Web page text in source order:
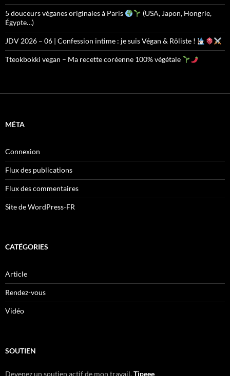
5 douceurs véganes originales à Paris
(USA, Japon, Hongrie,
Égypte…)
JDV 2026 – 06 | Confession intime : je suis Végan & Rôliste !
Tteokbokki vegan – Ma recette coréenne 100% végétale
MÉTA
Connexion
Flux des publications
Flux des commentaires
Site de WordPress-FR
CATÉGORIES
Article
Rendez-vous
Vidéo
SOUTIEN
Devenez un soutien actif de mon travail.Tipeee